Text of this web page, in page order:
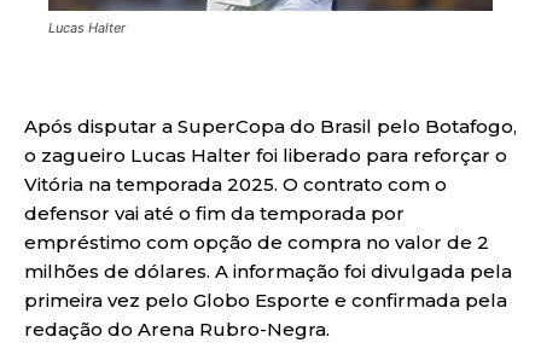
Lucas Halter
Após disputar a SuperCopa do Brasil pelo Botafogo,
o zagueiro Lucas Halter foi liberado para reforçar o
Vitória na temporada 2025. O contrato com o
defensor vai até o fim da temporada por
empréstimo com opção de compra no valor de 2
milhões de dólares. A informação foi divulgada pela
primeira vez pelo Globo Esporte e confirmada pela
redação do Arena Rubro-Negra.